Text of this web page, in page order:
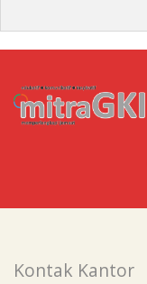
Kontak Kantor